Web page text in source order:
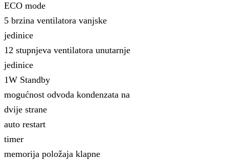
ECO mode
5 brzina ventilatora vanjske
jedinice
12 stupnjeva ventilatora unutarnje
jedinice
1W Standby
mogućnost odvoda kondenzata na
dvije strane
auto restart
timer
memorija položaja klapne